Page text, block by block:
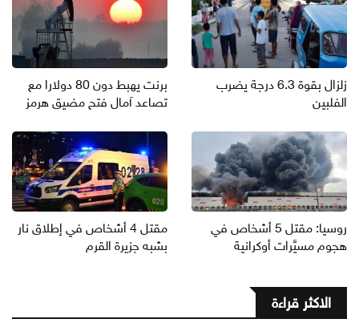
زلزال بقوة 6.3 درجة يضرب
الفلبين
برنت يهبط دون 80 دولارا مع
تصاعد آمال فتح مضيق هرمز
روسيا: مقتل 5 أشخاص في
هجوم مسيَّرات أوكرانية
مقتل 4 أشخاص في إطلاق نار
بشبه جزيرة القرم
الاكثر قراءة